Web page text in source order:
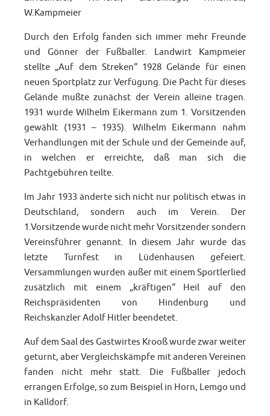
W.Kampmeier
Durch den Erfolg fanden sich immer mehr Freunde
und Gönner der Fußballer. Landwirt Kampmeier
stellte „Auf dem Streken“ 1928 Gelände für einen
neuen Sportplatz zur Verfügung. Die Pacht für dieses
Gelände mußte zunächst der Verein alleine tragen.
1931 wurde Wilhelm Eikermann zum 1. Vorsitzenden
gewählt (1931 – 1935). Wilhelm Eikermann nahm
Verhandlungen mit der Schule und der Gemeinde auf,
in welchen er erreichte, daß man sich die
Pachtgebühren teilte.
Im Jahr 1933 änderte sich nicht nur politisch etwas in
Deutschland, sondern auch im Verein. Der
1.Vorsitzende wurde nicht mehr Vorsitzender sondern
Vereinsführer genannt. In diesem Jahr wurde das
letzte Turnfest in Lüdenhausen gefeiert.
Versammlungen wurden außer mit einem Sportlerlied
zusätzlich mit einem „kräftigen“ Heil auf den
Reichspräsidenten von Hindenburg und
Reichskanzler Adolf Hitler beendetet.
Auf dem Saal des Gastwirtes Krooß wurde zwar weiter
geturnt, aber Vergleichskämpfe mit anderen Vereinen
fanden nicht mehr statt. Die Fußballer jedoch
errangen Erfolge, so zum Beispiel in Horn, Lemgo und
in Kalldorf.